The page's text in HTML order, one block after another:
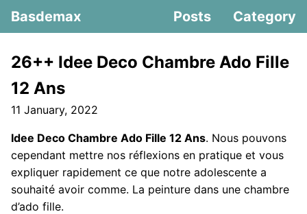
Basdemax Posts Category
26++ Idee Deco Chambre Ado Fille
12 Ans
11 January, 2022
Idee Deco Chambre Ado Fille 12 Ans. Nous pouvons
cependant mettre nos réflexions en pratique et vous
expliquer rapidement ce que notre adolescente a
souhaité avoir comme. La peinture dans une chambre
d’ado fille.